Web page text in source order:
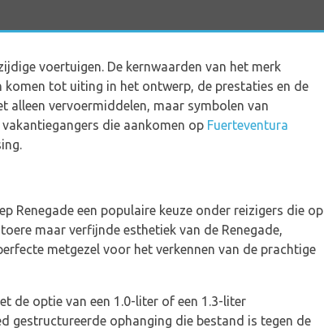
voertuigen. De kernwaarden van het merk
komen tot uiting in het ontwerp, de prestaties en de
alleen vervoermiddelen, maar symbolen van
die aankomen op Fuerteventura
Renegade een populaire keuze onder reizigers die op
maar verfijnde esthetiek van de Renegade,
metgezel voor het verkennen van de prachtige
de optie van een 1.0-liter of een 1.3-liter
gestructureerde ophanging die bestand is tegen de